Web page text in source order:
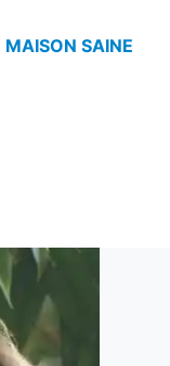
MAISON SAINE